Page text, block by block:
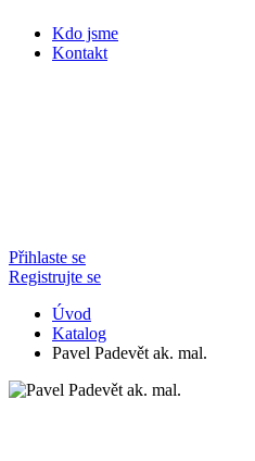
Kdo jsme
Kontakt
Přihlaste se
Registrujte se
Úvod
Katalog
Pavel Padevět ak. mal.